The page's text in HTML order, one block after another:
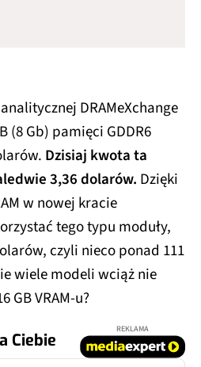
DRAMeXchange
(8 Gb) pamięci GDDR6
Dzisiaj kwota ta
3,36 dolarów. Dzięki
w nowej kracie
tego typu moduły,
czyli nieco ponad 111
wiele modeli wciąż nie
GB VRAM-u?
Ciebie
REKLAMA